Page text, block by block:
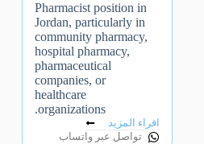
Pharmacist position in
Jordan, particularly in
community pharmacy,
hospital pharmacy,
pharmaceutical
companies, or
healthcare
organizations.
اقراء المزيد
تواصل عبر واتساب